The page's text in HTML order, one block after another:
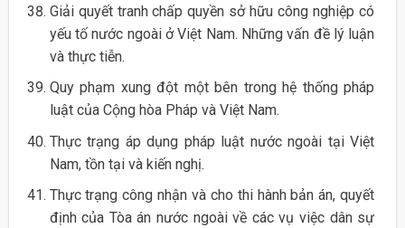
Giải quyết tranh chấp quyền sở hữu công nghiệp có
yếu tố nước ngoài ở Việt Nam. Những vấn đề lý luận
và thực tiễn.
Quy phạm xung đột một bên trong hệ thống pháp
luật của Cộng hòa Pháp và Việt Nam.
Thực trạng áp dụng pháp luật nước ngoài tại Việt
Nam, tồn tại và kiến nghị.
Thực trạng công nhận và cho thi hành bản án, quyết
định của Tòa án nước ngoài về các vụ việc dân sự